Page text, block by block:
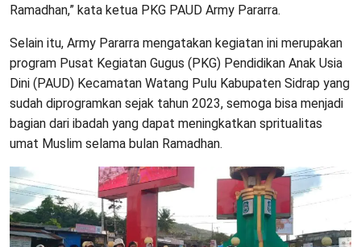
Ramadhan,” kata ketua PKG PAUD Army Pararra.
Selain itu, Army Pararra mengatakan kegiatan ini merupakan
program Pusat Kegiatan Gugus (PKG) Pendidikan Anak Usia
Dini (PAUD) Kecamatan Watang Pulu Kabupaten Sidrap yang
sudah diprogramkan sejak tahun 2023, semoga bisa menjadi
bagian dari ibadah yang dapat meningkatkan spritualitas
umat Muslim selama bulan Ramadhan.